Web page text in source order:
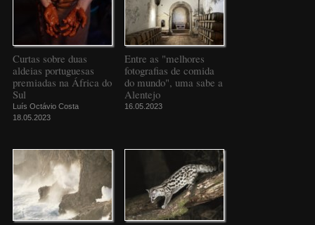
Curtas sobre duas
aldeias portuguesas
premiadas na África do
Sul
Luís Octávio Costa
18.05.2023
Entre as "melhores
fotografias de comida
do mundo", uma sabe a
Alentejo
16.05.2023